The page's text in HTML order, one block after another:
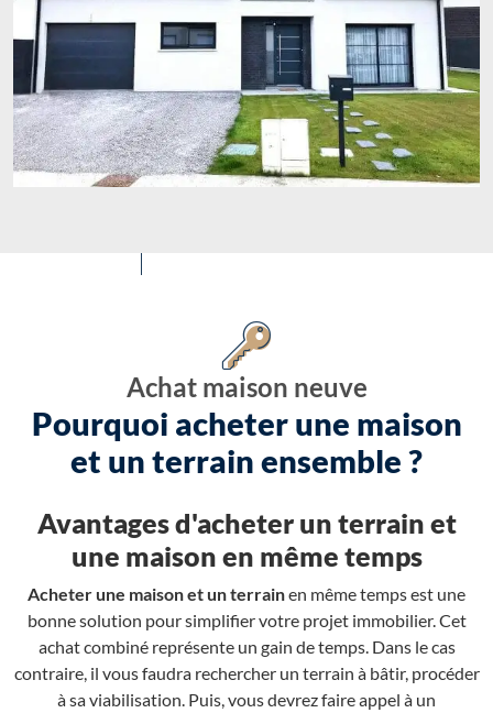
Achat maison neuve
Pourquoi acheter une maison
et un terrain ensemble ?
Avantages d'acheter un terrain et
une maison en même temps
Acheter une maison et un terrainen même temps est une
bonne solution pour simplifier votre projet immobilier. Cet
achat combiné représente un gain de temps. Dans le cas
contraire, il vous faudra rechercher un terrain à bâtir, procéder
à sa viabilisation. Puis, vous devrez faire appel à un